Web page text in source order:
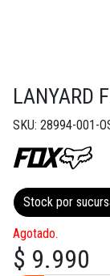
LANYARD
SKU: 28994-001-
Stock por
Agotado.
$ 9.990